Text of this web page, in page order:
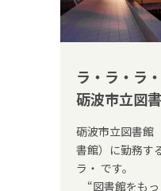
ラ・ラ・ラ
砺波市立図
砺波市立図書館
書館）に勤務す
ラ・ です。
“図書館をも